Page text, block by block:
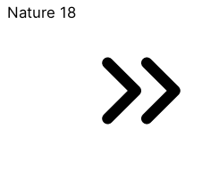
Nature 18